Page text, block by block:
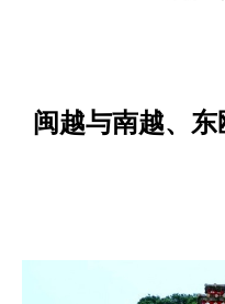
闽越与南越、